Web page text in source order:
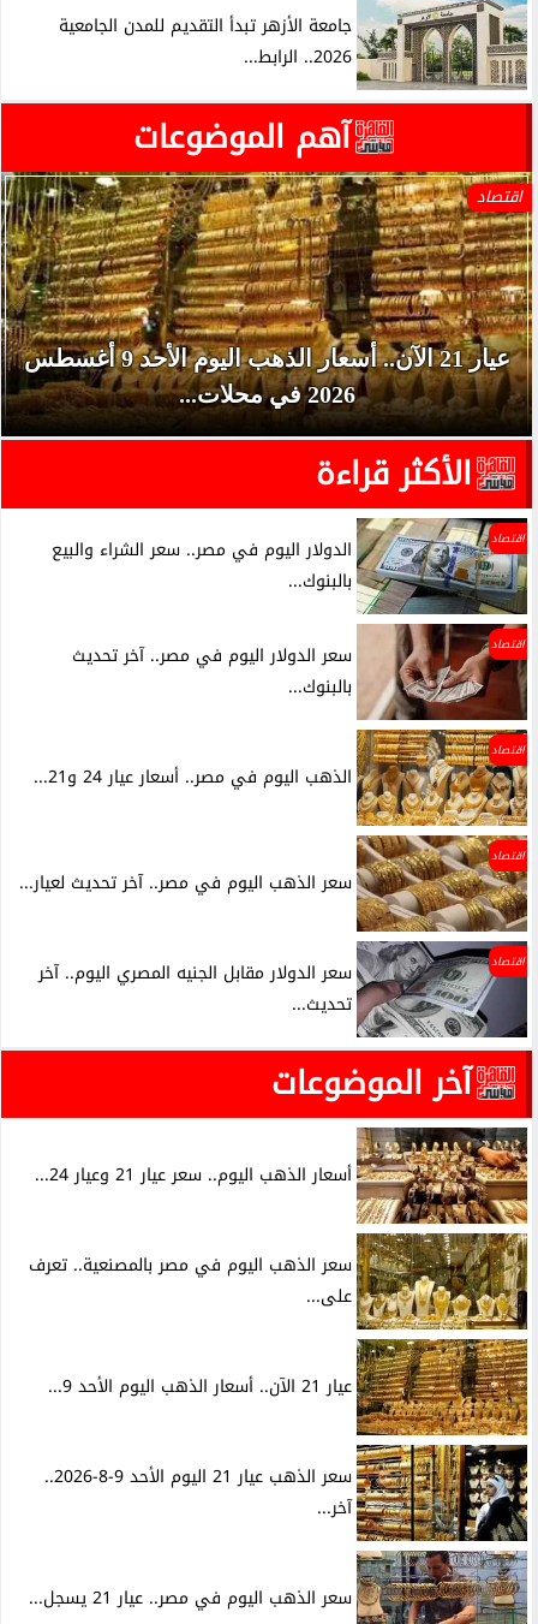
جامعة الأزهر تبدأ التقديم للمدن الجامعية
2026.. الرابط...
آهم الموضوعات
اقتصاد
عيار 21 الآن.. أسعار الذهب اليوم الأحد 9 أغسطس
2026 في محلات...
الأكثر قراءة
اقتصاد
الدولار اليوم في مصر.. سعر الشراء والبيع
بالبنوك...
اقتصاد
سعر الدولار اليوم في مصر.. آخر تحديث
بالبنوك...
اقتصاد
الذهب اليوم في مصر.. أسعار عيار 24 و21...
اقتصاد
سعر الذهب اليوم في مصر.. آخر تحديث لعيار...
اقتصاد
سعر الدولار مقابل الجنيه المصري اليوم.. آخر
تحديث...
آخر الموضوعات
أسعار الذهب اليوم.. سعر عيار 21 وعيار 24...
سعر الذهب اليوم في مصر بالمصنعية.. تعرف
على...
عيار 21 الآن.. أسعار الذهب اليوم الأحد 9...
سعر الذهب عيار 21 اليوم الأحد 9-8-2026..
آخر...
سعر الذهب اليوم في مصر.. عيار 21 يسجل...